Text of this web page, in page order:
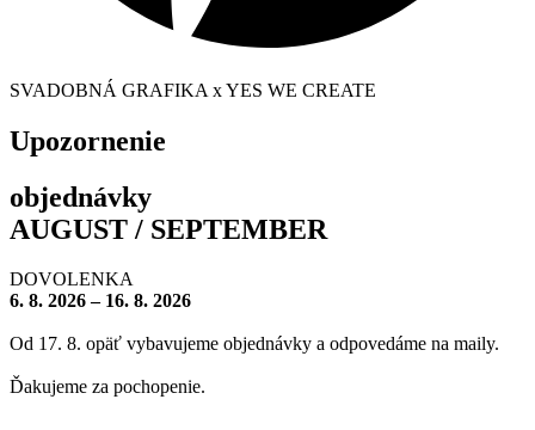
SVADOBNÁ GRAFIKA x YES WE CREATE
Upozornenie
objednávky
AUGUST / SEPTEMBER
DOVOLENKA
6. 8. 2026 – 16. 8. 2026
Od 17. 8. opäť vybavujeme objednávky a odpovedáme na maily.
Ďakujeme za pochopenie.